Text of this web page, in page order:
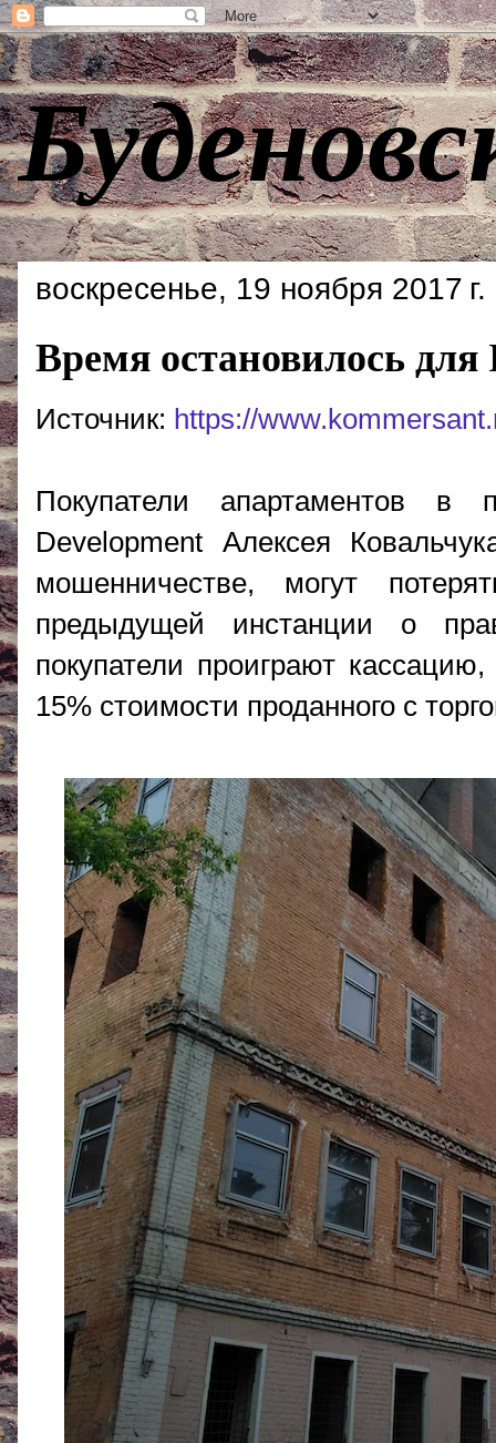
воскресенье, 19 ноября 2017 г.
Время остановилось для
Источник: https://
Покупатели апартаментов в
Development Алексея
мошенничестве, могут
предыдущей инстанции о
покупатели проиграют
15% стоимости проданного с